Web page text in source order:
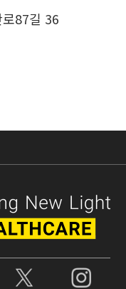
87길 36